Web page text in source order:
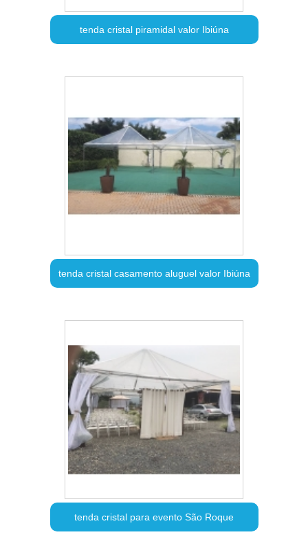
tenda cristal piramidal valor Ibiúna
tenda cristal casamento aluguel valor Ibiúna
tenda cristal para evento São Roque